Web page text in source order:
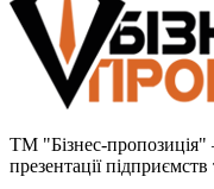
ТМ "Бізнес-пропозиція"
презентації підприємств